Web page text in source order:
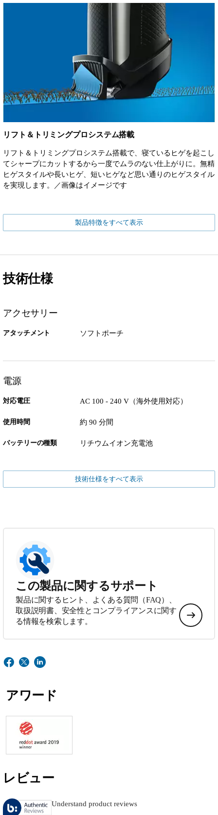
リフト＆トリミングプロシステム搭載
リフト＆トリミングプロシステム搭載で、寝ているヒゲを起こし
てシャープにカットするから一度でムラのない仕上がりに。無精
ヒゲスタイルや長いヒゲ、短いヒゲなど思い通りのヒゲスタイル
を実現します。／画像はイメージです
製品特徴をすべて表示
技術仕様
アクセサリー
アタッチメント ソフトポーチ
電源
対応電圧 AC 100 - 240 V（海外使用対応）
使用時間 約 90 分間
バッテリーの種類 リチウムイオン充電池
技術仕様をすべて表示
この製品に関するサポート
製品に関するヒント、よくある質問（FAQ）、
取扱説明書、安全性とコンプライアンスに関す
る情報を検索します。
アワード
レビュー
Understand product reviews